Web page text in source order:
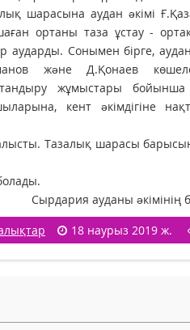
шарасына аудан əкімі
ортаны таза ұстау -
аударды. Сонымен бірге,
жəне Д.Қонаев
жұмыстары бойынша
кент əкімдігіне
Тазалық шарасы
Сырдария ауданы əкімінің
18 наурыз 2019 ж.